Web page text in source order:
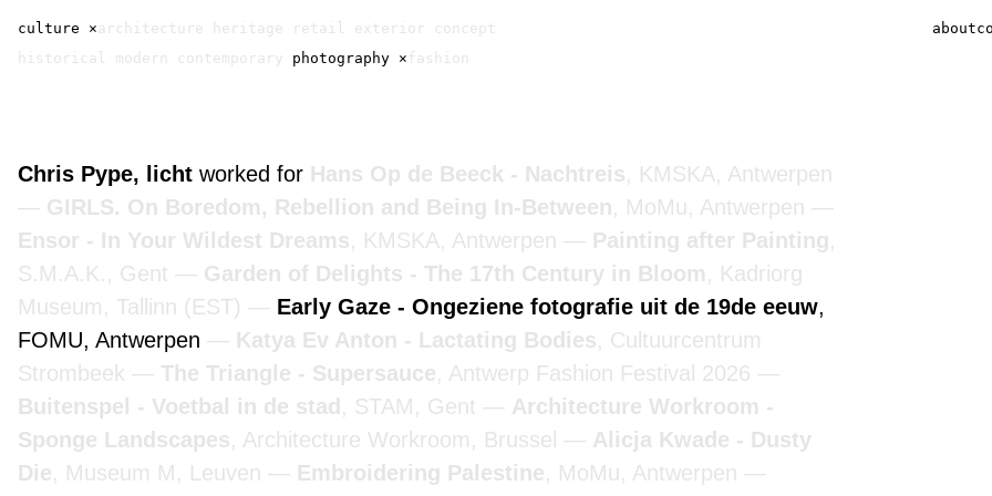
culture ×architecture heritage retail exterior
concept
historical
modern contemporary photography × fashion
about
Chris Pype, licht worked for Hans Op de Beeck - Nachtreis, KMSKA, Antwerpen
GIRLS. On Boredom, Rebellion and Being In-Between, MoMu, Antwerpen
Ensor - In Your Wildest Dreams, KMSKA, Antwerpen Painting after Painting,
S.M.A.K., Gent
Garden of Delights - The 17th Century in Bloom, Kadriorg
Museum, Tallinn (EST)
Early Gaze - Ongeziene fotografie uit de 19de eeuw,
FOMU, Antwerpen
Katya Ev Anton - Lactating Bodies, Cultuurcentrum
Strombeek
The Triangle - Supersauce, Antwerp Fashion Festival 2026
Buitenspel - Voetbal in de stad , STAM, Gent
Architecture Workroom -
Sponge Landscapes, Architecture Workroom, Brussel
Alicja Kwade - Dusty
Die, Museum M, Leuven Embroidering Palestine, MoMu, Antwerpen